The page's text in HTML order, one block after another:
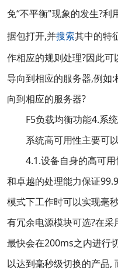
免“不平衡"现象的发生?利
据包打开,并搜索其中的特
作相应的规则处理?因此
导向到相应的服务器,例如
向到相应的服务器?
F5负载均衡功能4.系统
系统高可用性主要可以
4.1.设备自身的高可用
和卓越的处理能力保证
模式下工作时可以实现毫
有冗余电源模块可选?在
最快会在200ms之内进行
以达到毫秒级切换的产品,